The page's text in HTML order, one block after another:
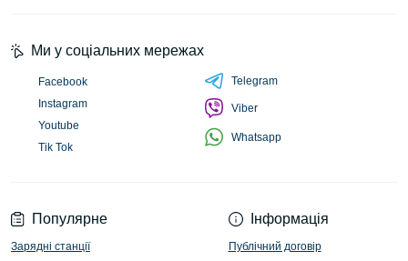
Популярне
Зарядні станції
Інформація
Публічний договір
Ми у соціальних мережах
Facebook
Instagram
Youtube
Tik Tok
Telegram
Viber
Whatsapp